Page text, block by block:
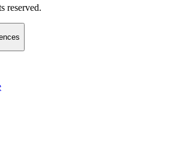
reserved.